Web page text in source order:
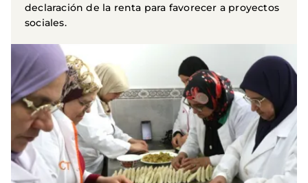
declaración de la renta para favorecer a proyectos
sociales.